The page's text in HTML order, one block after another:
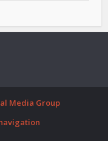
Media Group